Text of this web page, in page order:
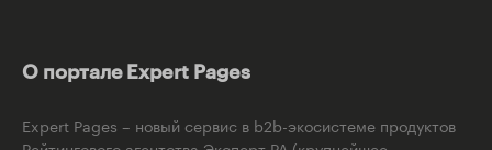
О портале Expert Pages
Expert Pages – новый сервис в b2b-экосистеме продуктов